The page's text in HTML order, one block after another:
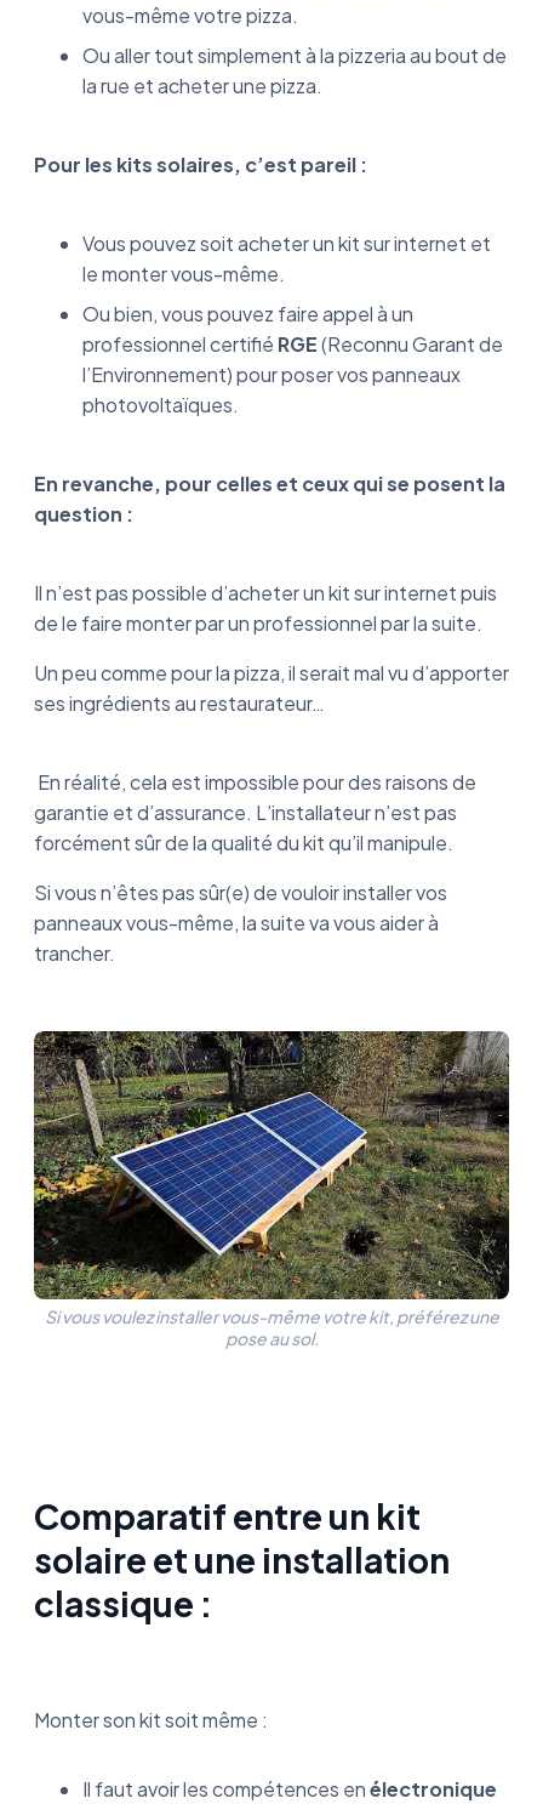
vous-même votre pizza.
Ou aller tout simplement à la pizzeria au bout de
la rue et acheter une pizza.
Pour les kits solaires, c’est pareil :
Vous pouvez soit acheter un kit sur internet et
le monter vous-même.
Ou bien, vous pouvez faire appel à un
professionnel certifié RGE(Reconnu Garant de
l’Environnement) pour poser vos panneaux
photovoltaïques.
En revanche, pour celles et ceux qui se posent la
question :
Il n’est pas possible d’acheter un kit sur internet puis
de le faire monter par un professionnel par la suite.
Un peu comme pour la pizza, il serait mal vu d’apporter
ses ingrédients au restaurateur…
En réalité, cela est impossible pour des raisons de
garantie et d’assurance. L’installateur n’est pas
forcément sûr de la qualité du kit qu’il manipule.
Si vous n’êtes pas sûr(e) de vouloir installer vos
panneaux vous-même, la suite va vous aider à
trancher.
Si vous voulez installer vous-même votre kit, préférez une
pose au sol.
Comparatif entre un kit
solaire et une installation
classique :
Monter son kit soit même :
Il faut avoir les compétences enélectronique